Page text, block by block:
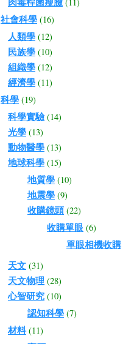
社會科學 (16)
人類學 (12)
民族學 (10)
組織學 (12)
經濟學 (11)
科學 (19)
科學實驗 (14)
光學 (13)
動物醫學 (13)
地球科學 (15)
地質學 (10)
地震學 (9)
收購鏡頭 (22)
收購單眼 (6)
單眼相機收購
天文 (31)
天文物理 (28)
心智研究 (10)
認知科學 (7)
材料 (11)